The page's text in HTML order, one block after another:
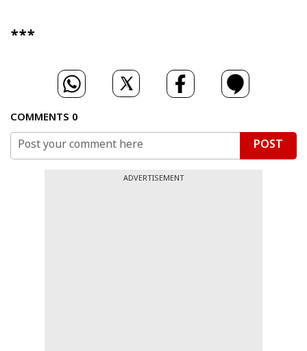
***
COMMENTS 0
POST
ADVERTISEMENT